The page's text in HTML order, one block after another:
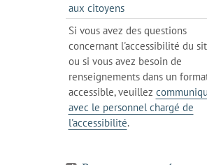
aux citoyenss'ouvre
dans
l'onglet
actuel
Si vous avez des questions
concernant l'accessibilité du
ou si vous avez besoin de
renseignements dans un
accessible, veuillez
avec le personnel chargé de
l'accessibilité.